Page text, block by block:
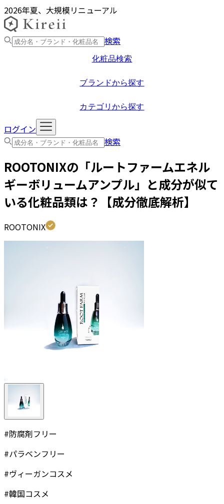
2026年夏、大規模リニューアル
検索
化粧品検索
ブランドから探す
カテゴリから探す
ログイン
検索
ROOTONIXの「ルートファームエネル
ギーボリュームアンプル」と成分が似て
いる化粧品類は？【成分徹底解析】
ROOTONIX
#防腐剤フリー
#パラベンフリー
#ヴィーガンコスメ
#韓国コスメ